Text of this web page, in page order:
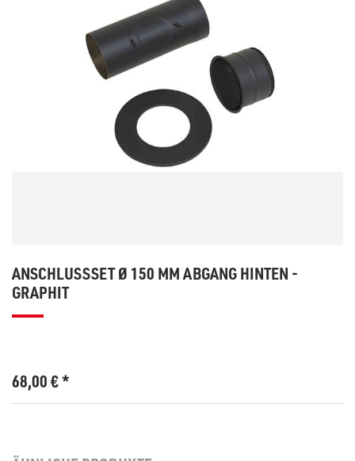
ANSCHLUSSSET Ø 150 MM ABGANG HINTEN -
GRAPHIT
68,00€*